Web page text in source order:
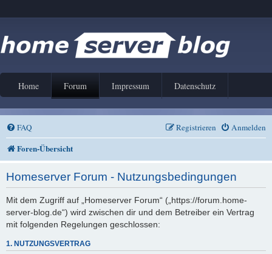
Home Forum Impressum Datenschutz
FAQ Anmelden
Registrieren
Foren-Übersicht
Homeserver Forum - Nutzungsbedingungen
Mit dem Zugriff auf „Homeserver Forum“ („https://forum.home-
server-blog.de“) wird zwischen dir und dem Betreiber ein Vertrag
mit folgenden Regelungen geschlossen:
1. NUTZUNGSVERTRAG